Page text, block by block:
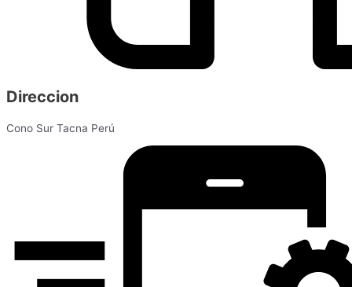
Direccion
Cono Sur Tacna Perú